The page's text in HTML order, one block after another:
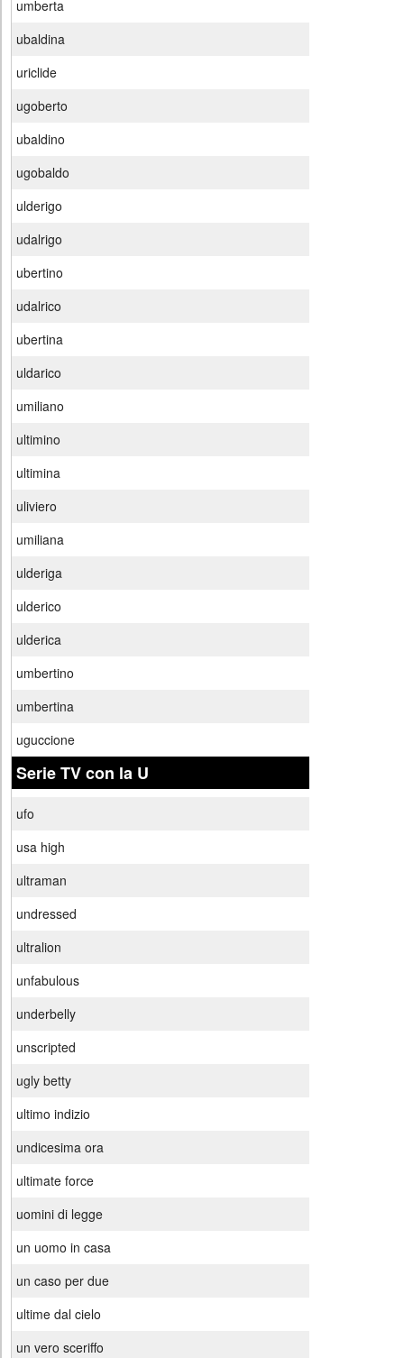
umberta
ubaldina
uriclide
ugoberto
ubaldino
ugobaldo
ulderigo
udalrigo
ubertino
udalrico
ubertina
uldarico
umiliano
ultimino
ultimina
uliviero
umiliana
ulderiga
ulderico
ulderica
umbertino
umbertina
uguccione
Serie TV con la U
ufo
usa high
ultraman
undressed
ultralion
unfabulous
underbelly
unscripted
ugly betty
ultimo indizio
undicesima ora
ultimate force
uomini di legge
un uomo in casa
un caso per due
ultime dal cielo
un vero sceriffo